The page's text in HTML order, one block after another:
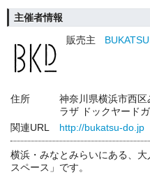
主催者情報
販売主
住所
神奈川県横浜市西
ラザ ドックヤード
関連URL
http://bukatsu-do.jp
横浜・みなとみらいにある、
スペース」です。